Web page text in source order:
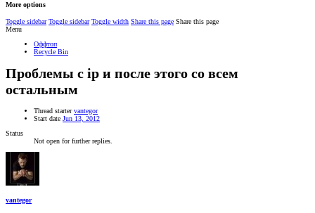
More options
Toggle sidebar Toggle sidebar Toggle width Share this page Share this page
Menu
Оффтоп
Recycle Bin
Проблемы с ip и после этого со всем
остальным
Thread starter vantegor
Start date Jun 13, 2012
Status
Not open for further replies.
vantegor